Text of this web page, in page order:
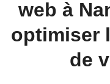
web à
optimiser
de